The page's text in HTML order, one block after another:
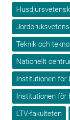
Teknik och
Nationellt
Institutionen för
Institutionen för
LTV-fakulteten